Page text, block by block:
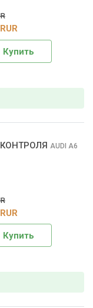
Купить
AUDI A6
Купить